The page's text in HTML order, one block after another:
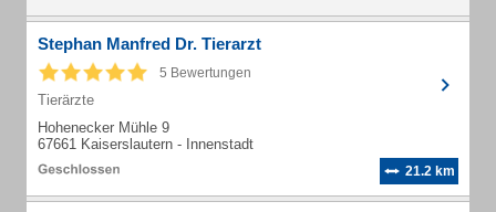
Stephan Manfred Dr. Tierarzt
5 Bewertungen
Tierärzte
Hohenecker Mühle 9
67661 Kaiserslautern - Innenstadt
21.2 km